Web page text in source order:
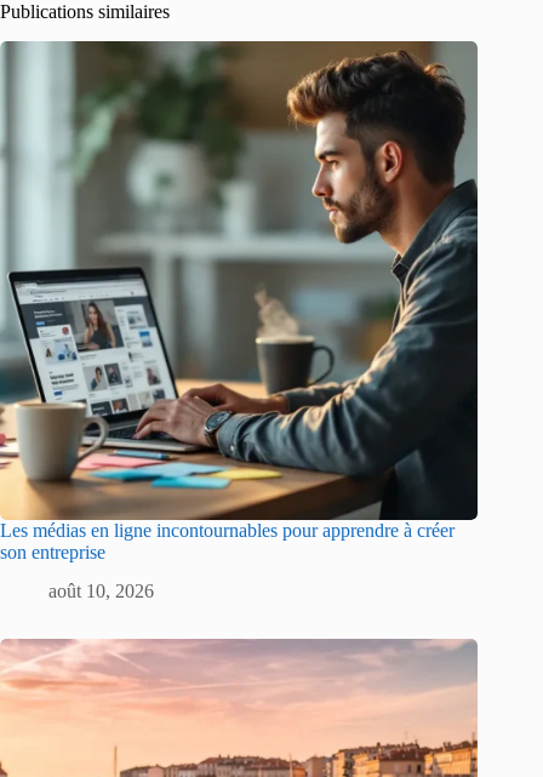
Publications similaires
Les médias en ligne incontournables pour apprendre à créer
son entreprise
août 10, 2026